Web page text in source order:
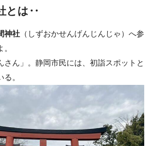
とは‥
神社 （しずおかせんげんじんじゃ）へ参
さん」。静岡市民には、初詣スポットと
。